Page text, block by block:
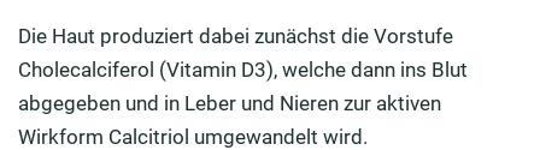
Die Haut produziert dabei zunächst die Vorstufe
Cholecalciferol (Vitamin D3), welche dann ins Blut
abgegeben und in Leber und Nieren zur aktiven
Wirkform Calcitriol umgewandelt wird.